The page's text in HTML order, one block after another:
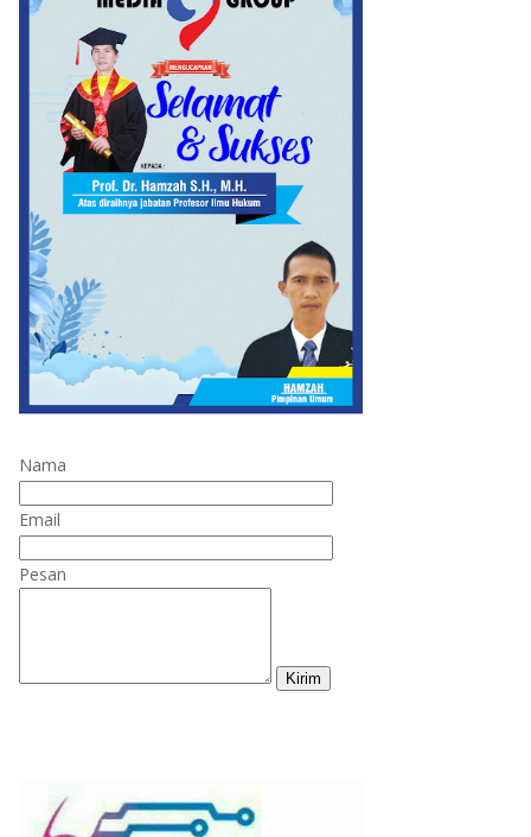
Nama
Email
Pesan